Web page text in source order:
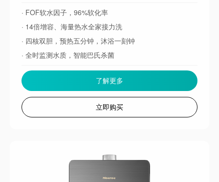
· FOF软水因子，96%软化率
· 14倍增容、海量热水全家接力洗
· 四核双胆，预热五分钟，沐浴一刻钟
· 全时监测水质，智能巴氏杀菌
了解更多
立即购买